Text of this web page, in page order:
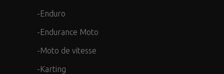
-Enduro
-Endurance Moto
-Moto de vitesse
-Karting